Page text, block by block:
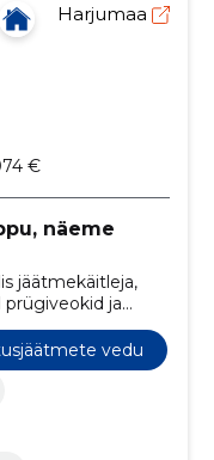
Harjumaa
€
näeme
jäätmekäitleja,
prügiveokid ja
vedu